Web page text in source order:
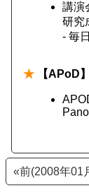
講演
研究
- 毎
★ 【APoD
«前(2008年01